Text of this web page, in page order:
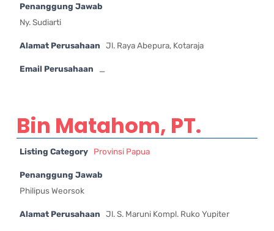
Penanggung Jawab
Ny. Sudiarti
Alamat Perusahaan Jl. Raya Abepura, Kotaraja
Email Perusahaan
Bin Matahom, PT.
Listing Category Provinsi Papua
Penanggung Jawab
Philipus Weorsok
Alamat Perusahaan Jl. S. Maruni Kompl. Ruko Yupiter